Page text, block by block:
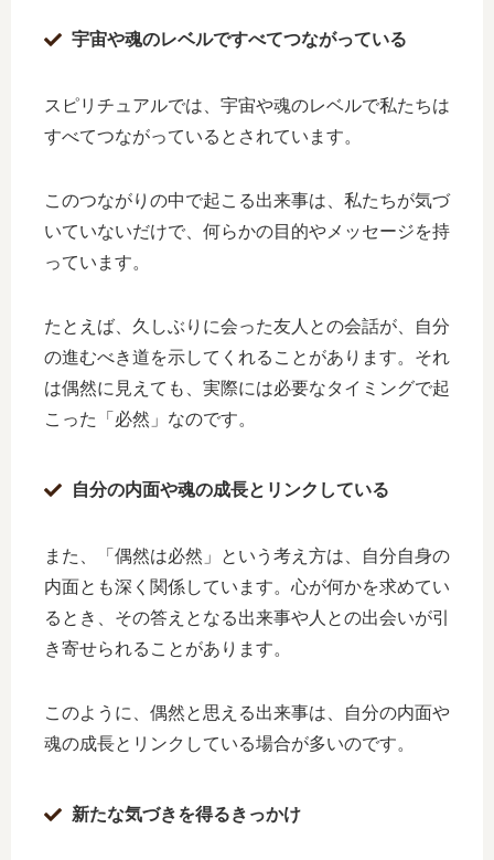
宇宙や魂のレベルですべてつながっている
スピリチュアルでは、宇宙や魂のレベルで私たちは
すべてつながっているとされています。
このつながりの中で起こる出来事は、私たちが気づ
いていないだけで、何らかの目的やメッセージを持
っています。
たとえば、久しぶりに会った友人との会話が、自分
の進むべき道を示してくれることがあります。それ
は偶然に見えても、実際には必要なタイミングで起
こった「必然」なのです。
自分の内面や魂の成長とリンクしている
また、「偶然は必然」という考え方は、自分自身の
内面とも深く関係しています。心が何かを求めてい
るとき、その答えとなる出来事や人との出会いが引
き寄せられることがあります。
このように、偶然と思える出来事は、自分の内面や
魂の成長とリンクしている場合が多いのです。
新たな気づきを得るきっかけ